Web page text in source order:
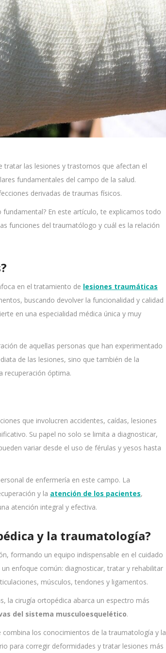
tratar las lesiones y trastornos que afectan el
fundamentales del campo de la salud.
derivadas de traumas físicos.
En este artículo, te explicamos todo
funciones del traumatólogo y cuál es la relación
en el tratamiento de lesiones traumáticas
buscando devolver la funcionalidad y calidad
en una especialidad médica única y muy
de aquellas personas que han experimentado
de las lesiones, sino que también de la
recuperación óptima.
que involucren accidentes, caídas, lesiones
Su papel no solo se limita a diagnosticar,
variar desde el uso de férulas y yesos hasta
de enfermería en este campo. La
y la atención de los pacientes,
atención integral y efectiva.
y la traumatología?
formando un equipo indispensable en el cuidado
enfoque común: diagnosticar, tratar y rehabilitar
músculos, tendones y ligamentos.
la cirugía ortopédica abarca un espectro más
del sistema musculoesquelético.
los conocimientos de la traumatología y la
para corregir deformidades y tratar lesiones más